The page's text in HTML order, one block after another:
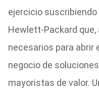
ejercicio
Hewlett-Packard que,
necesarios para abrir
negocio de
mayoristas de valor.